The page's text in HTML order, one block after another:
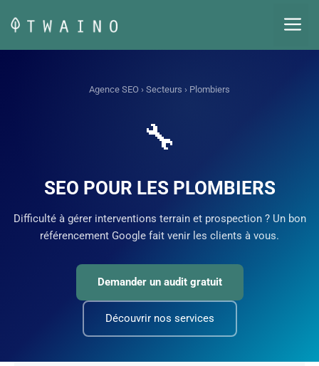
au
contenu
Agence SEO › Secteurs › Plombiers
🔧
SEO POUR LES PLOMBIERS
Difficulté à gérer interventions terrain et prospection ? Un bon
référencement Google fait venir les clients à vous.
Demander un audit gratuit
Découvrir nos services